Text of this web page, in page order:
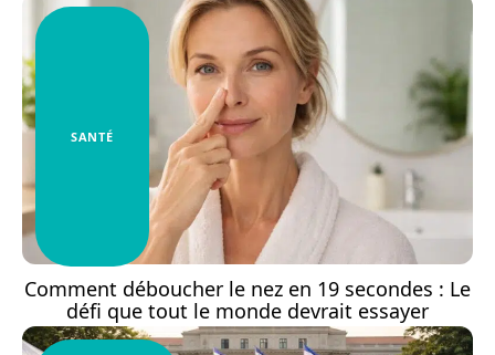
SANTÉ
Comment déboucher le nez en 19 secondes : Le
défi que tout le monde devrait essayer